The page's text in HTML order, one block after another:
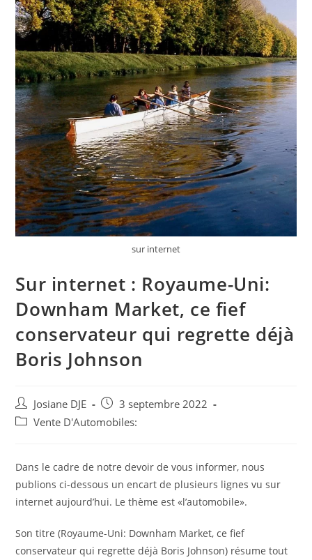
sur internet
Sur internet : Royaume-Uni:
Downham Market, ce fief
conservateur qui regrette déjà
Boris Johnson
Auteur/autrice
de
Josiane DJE
Post
published:
3 septembre 2022
PostVente D'Automobiles:
Dans le cadre de notre devoir de vous informer, nous
publions ci-dessous un encart de plusieurs lignes vu sur
internet aujourd’hui. Le thème est «l’automobile».
Son titre (Royaume-Uni: Downham Market, ce fief
conservateur qui regrette déjà Boris Johnson) résume tout